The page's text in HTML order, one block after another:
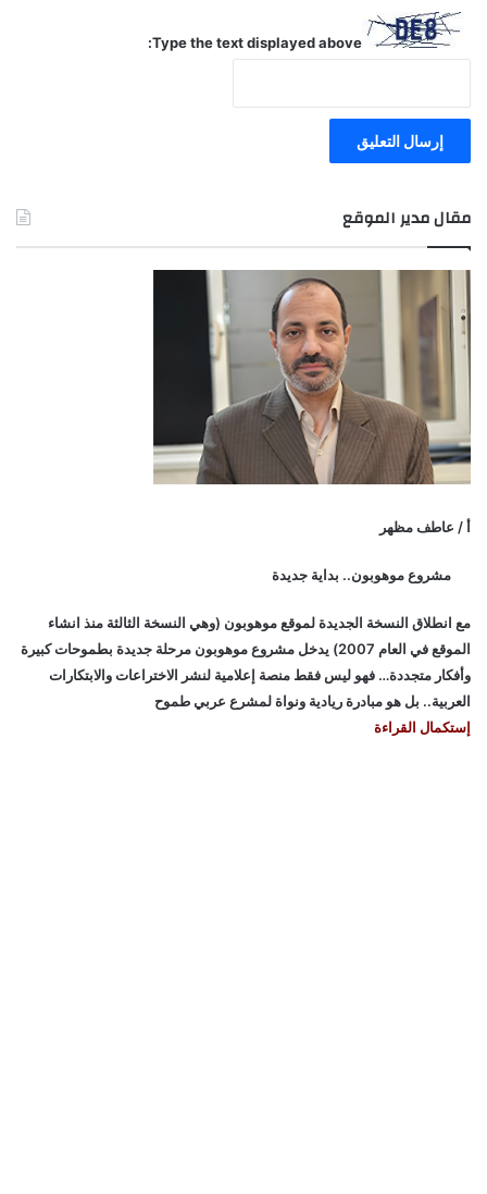
Type the text displayed above:
مقال مدير الموقع
أ / عاطف مظهر
مشروع موهوبون.. بداية جديدة
مع انطلاق النسخة الجديدة لموقع موهوبون (وهي النسخة الثالثة منذ انشاء
الموقع في العام 2007) يدخل مشروع موهوبون مرحلة جديدة بطموحات كبيرة
وأفكار متجددة… فهو ليس فقط منصة إعلامية لنشر الاختراعات والابتكارات
العربية.. بل هو مبادرة ريادية ونواة لمشرع عربي طموح
إستكمال القراءة